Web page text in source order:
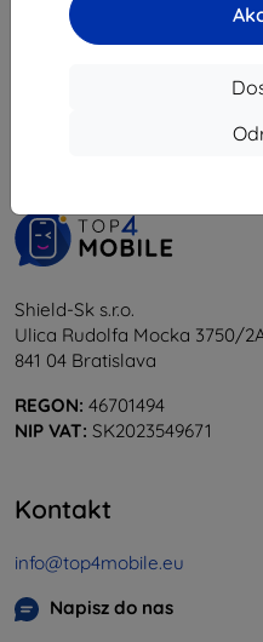
Shield-Sk s.r.o.
Ulica Rudolfa Mocka 3750/
841 04 Bratislava
REGON: 46701494
NIP VAT: SK2023549671
Kontakt
info@top4mobile.eu
Napisz do nas